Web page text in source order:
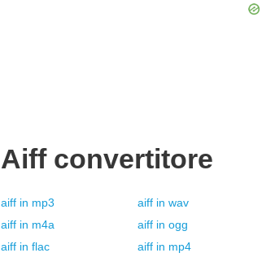
Aiff convertitore
aiff in mp3 aiff in wav
aiff in m4a aiff in ogg
aiff in flac aiff in mp4